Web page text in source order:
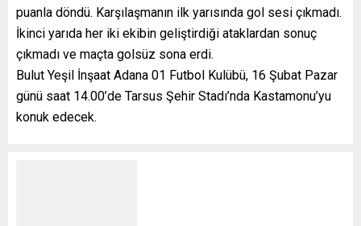
puanla döndü. Karşılaşmanın ilk yarısında gol sesi çıkmadı.
İkinci yarıda her iki ekibin geliştirdiği ataklardan sonuç
çıkmadı ve maçta golsüz sona erdi.
Bulut Yeşil İnşaat Adana 01 Futbol Kulübü, 16 Şubat Pazar
günü saat 14.00’de Tarsus Şehir Stadı’nda Kastamonu’yu
konuk edecek.